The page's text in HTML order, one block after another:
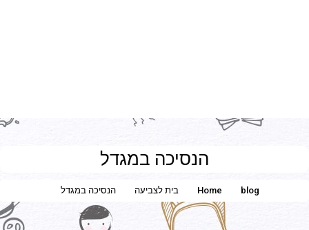
הנסיכה במגדל
Home blog בית לצביעה הנסיכה במגדל